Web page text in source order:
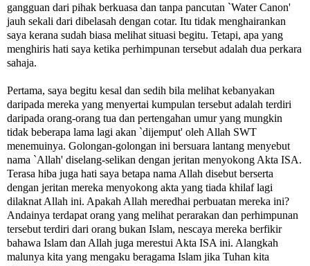
gangguan dari pihak berkuasa dan tanpa pancutan `Water Canon'
jauh sekali dari dibelasah dengan cotar. Itu tidak menghairankan
saya kerana sudah biasa melihat situasi begitu. Tetapi, apa yang
menghiris hati saya ketika perhimpunan tersebut adalah dua perkara
sahaja.
Pertama, saya begitu kesal dan sedih bila melihat kebanyakan
daripada mereka yang menyertai kumpulan tersebut adalah terdiri
daripada orang-orang tua dan pertengahan umur yang mungkin
tidak beberapa lama lagi akan `dijemput' oleh Allah SWT
menemuinya. Golongan-golongan ini bersuara lantang menyebut
nama `Allah' diselang-selikan dengan jeritan menyokong Akta ISA.
Terasa hiba juga hati saya betapa nama Allah disebut berserta
dengan jeritan mereka menyokong akta yang tiada khilaf lagi
dilaknat Allah ini. Apakah Allah meredhai perbuatan mereka ini?
Andainya terdapat orang yang melihat perarakan dan perhimpunan
tersebut terdiri dari orang bukan Islam, nescaya mereka berfikir
bahawa Islam dan Allah juga merestui Akta ISA ini. Alangkah
malunya kita yang mengaku beragama Islam jika Tuhan kita